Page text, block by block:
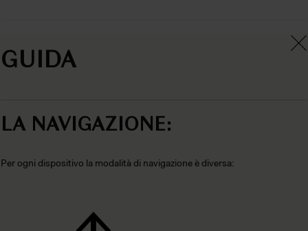
×
GUIDA
LA NAVIGAZIONE:
Per ogni dispositivo la modalità di navigazione è diversa: